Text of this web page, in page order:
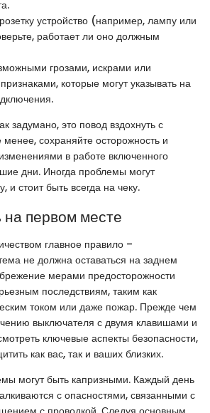
устройство (например, лампу или
работает ли оно должным
грозами, искрами или
которые могут указывать на
задумано, это повод вздохнуть с
сохраняйте осторожность и
в работе включенного
дни. Иногда проблемы могут
и стоит быть всегда на чеку.
на первом месте
главное правило –
не должна оставаться на заднем
мерами предосторожности
последствиям, таким как
током или даже пожар. Прежде чем
выключателя с двумя клавишами и
ключевые аспекты безопасности,
как вас, так и ваших близких.
могут быть капризными. Каждый день
с опасностями, связанными с